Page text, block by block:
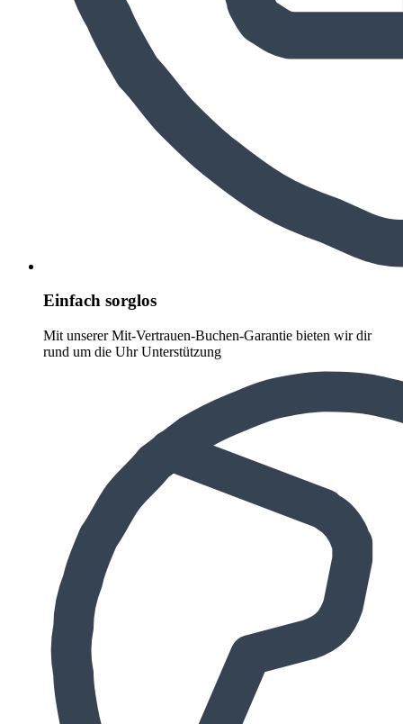
Einfach sorglos
Mit unserer Mit-Vertrauen-Buchen-Garantie bieten wir dir
rund um die Uhr Unterstützung